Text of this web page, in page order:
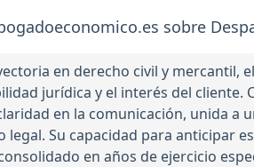
sobre
en derecho civil y mercantil,
jurídica y el interés del
en la comunicación, unida a
legal. Su capacidad para anticipar
en años de ejercicio